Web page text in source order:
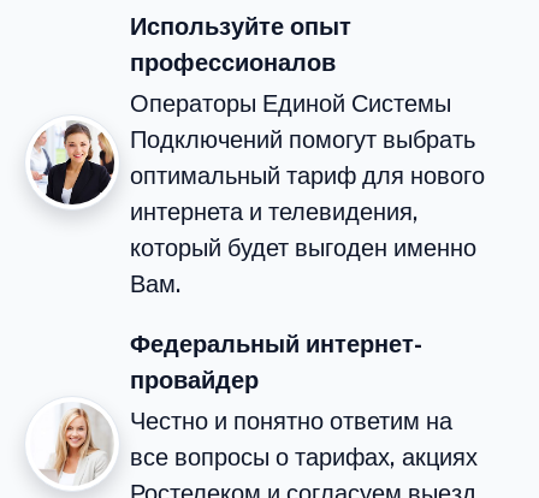
Используйте опыт
профессионалов
Операторы Единой Системы
Подключений помогут выбрать
оптимальный тариф для нового
интернета и телевидения,
который будет выгоден именно
Вам.
Федеральный интернет-
провайдер
Честно и понятно ответим на
все вопросы о тарифах, акциях